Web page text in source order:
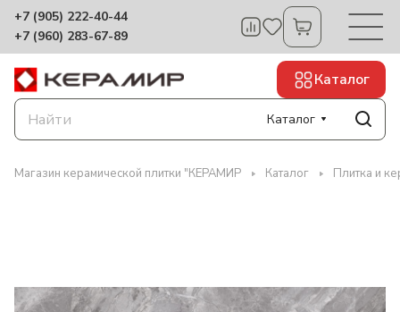
+7 (905) 222-40-44
+7 (960) 283-67-89
Каталог
Каталог
Магазин керамической плитки "КЕРАМИР Каталог Плитка и